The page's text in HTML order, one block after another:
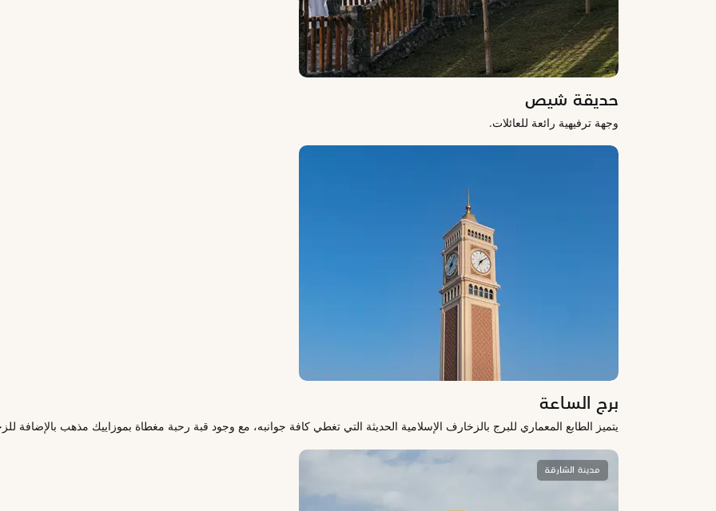
حديقة شيص
وجهة ترفيهية رائعة للعائلات.
برج الساعة
يتميز الطابع المعماري للبرج بالزخارف الإسلامية الحديثة التي تغطي كافة جوانبه، مع وجود قبة رحبة مغطاة بموزاييك مذهب بالإضافة
مدينة الشارقة